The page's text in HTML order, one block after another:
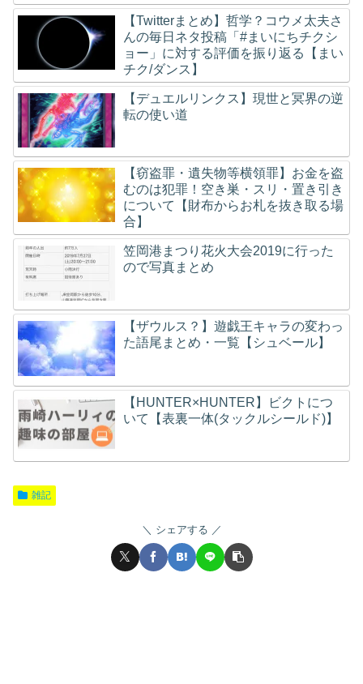
【Twitterまとめ】哲学？コウメ太夫さ
んの毎日ネタ投稿「#まいにちチクシ
ョー」に対する評価を振り返る【まい
チク/ダンス】
【デュエルリンクス】現世と冥界の逆
転の使い道
【窃盗罪・遺失物等横領罪】お金を盗
むのは犯罪！空き巣・スリ・置き引き
について【財布からお札を抜き取る場
合】
笠岡港まつり花火大会2019に行った
ので写真まとめ
【ザウルス？】遊戯王キャラの変わっ
た語尾まとめ・一覧【シュベール】
【HUNTER×HUNTER】ビクトにつ
いて【表裏一体(タックルシールド)】
雑記
シェアする